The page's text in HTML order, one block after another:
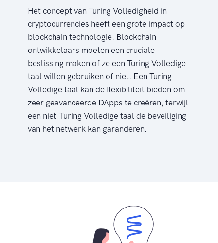
Het concept van Turing Volledigheid in
cryptocurrencies heeft een grote impact op
blockchain technologie. Blockchain
ontwikkelaars moeten een cruciale
beslissing maken of ze een Turing Volledige
taal willen gebruiken of niet. Een Turing
Volledige taal kan de flexibiliteit bieden om
zeer geavanceerde DApps te creëren, terwijl
een niet-Turing Volledige taal de beveiliging
van het netwerk kan garanderen.